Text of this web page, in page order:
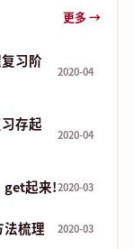
更多 →
习阶
2020-04
存起
2020-04
get起来!2020-03
梳理 2020-03